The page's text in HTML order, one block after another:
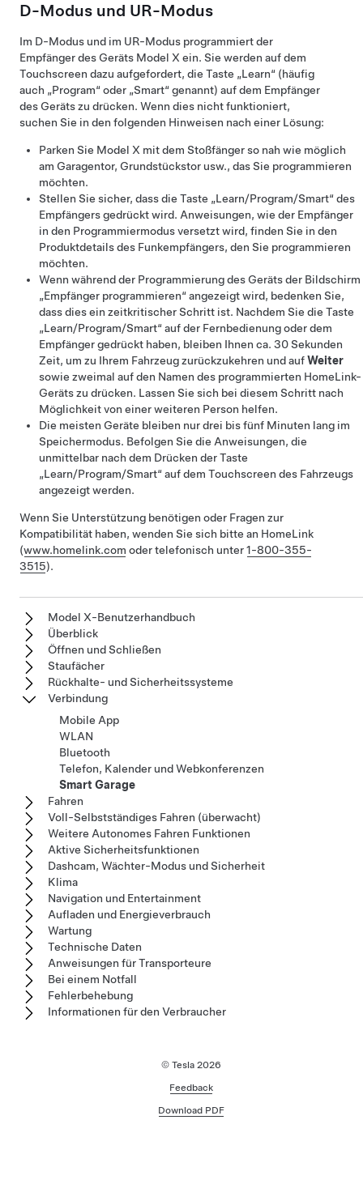
D-Modus und UR-Modus
Im D-Modus und im UR-Modus programmiert der
Empfänger des Geräts Model X ein. Sie werden auf dem
Touchscreen dazu aufgefordert, die Taste „Learn“ (häufig
auch „Program“ oder „Smart“ genannt) auf dem Empfänger
des Geräts zu drücken. Wenn dies nicht funktioniert,
suchen Sie in den folgenden Hinweisen nach einer Lösung:
Parken Sie Model X mit dem Stoßfänger so nah wie möglich
am Garagentor, Grundstückstor usw., das Sie programmieren
möchten.
Stellen Sie sicher, dass die Taste „Learn/Program/Smart“ des
Empfängers gedrückt wird. Anweisungen, wie der Empfänger
in den Programmiermodus versetzt wird, finden Sie in den
Produktdetails des Funkempfängers, den Sie programmieren
möchten.
Wenn während der Programmierung des Geräts der Bildschirm
„Empfänger programmieren“ angezeigt wird, bedenken Sie,
dass dies ein zeitkritischer Schritt ist. Nachdem Sie die Taste
„Learn/Program/Smart“ auf der Fernbedienung oder dem
Empfänger gedrückt haben, bleiben Ihnen ca. 30 Sekunden
Zeit, um zu Ihrem Fahrzeug zurückzukehren und aufWeiter
sowie zweimal auf den Namen des programmierten HomeLink-
Geräts zu drücken. Lassen Sie sich bei diesem Schritt nach
Möglichkeit von einer weiteren Person helfen.
Die meisten Geräte bleiben nur drei bis fünf Minuten lang im
Speichermodus. Befolgen Sie die Anweisungen, die
unmittelbar nach dem Drücken der Taste
„Learn/Program/Smart“ auf dem Touchscreen des Fahrzeugs
angezeigt werden.
Wenn Sie Unterstützung benötigen oder Fragen zur
Kompatibilität haben, wenden Sie sich bitte an HomeLink
(www.homelink.com oder telefonisch unter1-800-355-
3515).
Model X-Benutzerhandbuch
Überblick
Öffnen und Schließen
Staufächer
Rückhalte- und Sicherheitssysteme
Verbindung
Mobile App
WLAN
Bluetooth
Telefon, Kalender und Webkonferenzen
Smart Garage
Fahren
Voll-Selbstständiges Fahren (überwacht)
Weitere Autonomes Fahren Funktionen
Aktive Sicherheitsfunktionen
Dashcam, Wächter-Modus und Sicherheit
Klima
Navigation und Entertainment
Aufladen und Energieverbrauch
Wartung
Technische Daten
Anweisungen für Transporteure
Bei einem Notfall
Fehlerbehebung
Informationen für den Verbraucher
© Tesla 2026
Feedback
Download PDF